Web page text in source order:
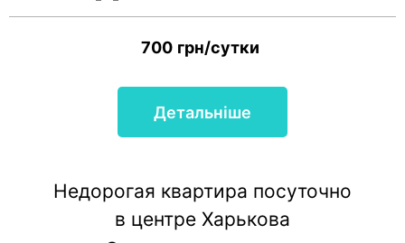
700 грн/сутки
Детальніше
Недорогая квартира посуточно
в центре Харькова